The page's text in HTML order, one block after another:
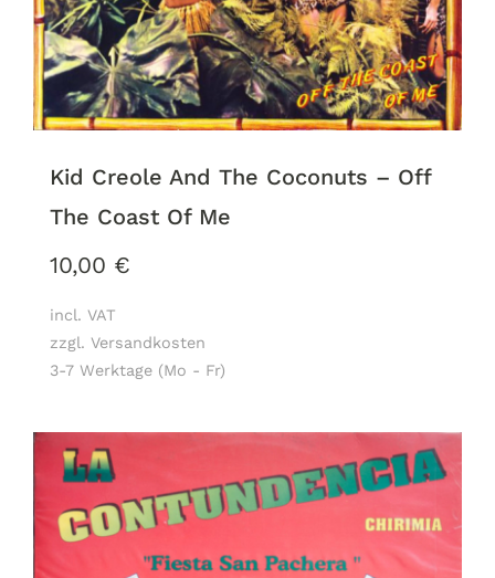
Kid Creole And The Coconuts – Off
The Coast Of Me
10,00 €
incl. VAT
zzgl. Versandkosten
3-7 Werktage (Mo - Fr)